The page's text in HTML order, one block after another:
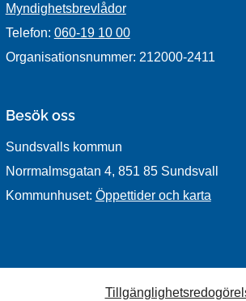
Myndighetsbrevlådor
Telefon: 060-19 10 00
Organisationsnummer: 212000-2411
Besök oss
Sundsvalls kommun
Norrmalmsgatan 4, 851 85 Sundsvall
Kommunhuset: Öppettider och karta